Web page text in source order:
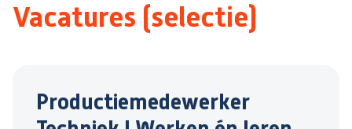
Vacatures (selectie)
Productiemedewerker